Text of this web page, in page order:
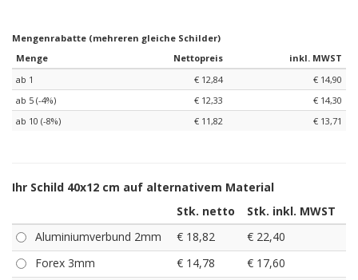
Mengenrabatte (mehreren gleiche Schilder)
Menge
Nettopreis
inkl. MWST
ab 1
€ 12,84
€ 14,90
ab 5 (-4%)
€ 12,33
€ 14,30
ab 10 (-8%)
€ 11,82 € 13,71
Ihr Schild 40x12 cm auf alternativem Material
Stk. netto
Stk. inkl. MWST
Aluminiumverbund 2mm
€ 18,82
€ 22,40
Forex 3mm
€ 14,78 € 17,60